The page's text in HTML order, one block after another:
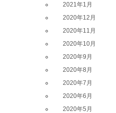
2021年1月
2020年12月
2020年11月
2020年10月
2020年9月
2020年8月
2020年7月
2020年6月
2020年5月